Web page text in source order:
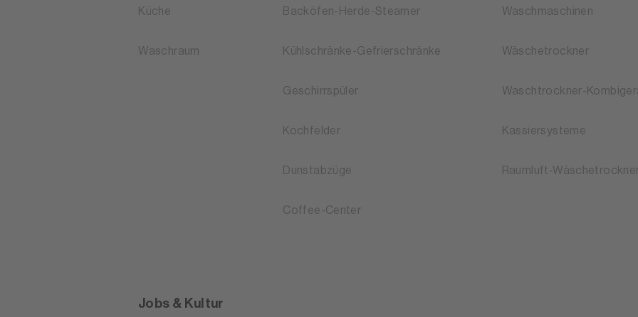
Küche
Waschraum
Backöfen-Herde-Steamer
Kühlschränke-Gefrierschränke
Geschirrspüler
Kochfelder
Dunstabzüge
Coffee-Center
Waschmaschinen
Wäschetrockner
Waschtrockner-
Kassiersysteme
Raumluft-
Jobs & Kultur